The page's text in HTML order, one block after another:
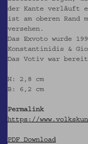
der Kante verläuft
ist am oberen Rand
versehen.
Das Exvoto wurde
Konstantinidis &
Das Votiv war
H: 2,8 cm
B: 6,2 cm
Permalink
https://
PDF Download